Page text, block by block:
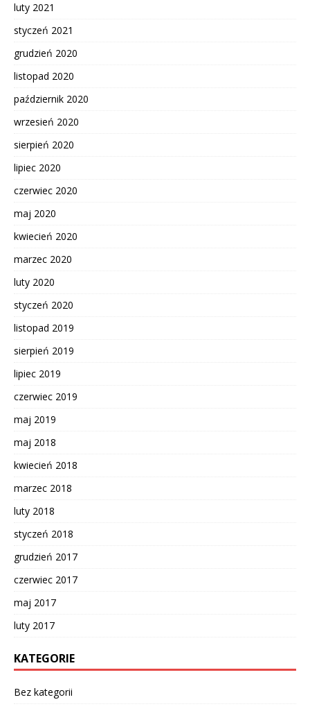
luty 2021
styczeń 2021
grudzień 2020
listopad 2020
październik 2020
wrzesień 2020
sierpień 2020
lipiec 2020
czerwiec 2020
maj 2020
kwiecień 2020
marzec 2020
luty 2020
styczeń 2020
listopad 2019
sierpień 2019
lipiec 2019
czerwiec 2019
maj 2019
maj 2018
kwiecień 2018
marzec 2018
luty 2018
styczeń 2018
grudzień 2017
czerwiec 2017
maj 2017
luty 2017
KATEGORIE
Bez kategorii